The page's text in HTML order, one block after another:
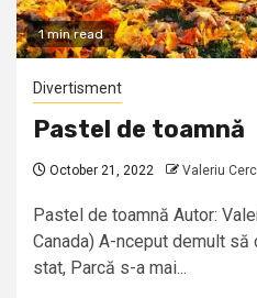
1 min read
Divertisment
Pastel de toamnă
October 21, 2022 Valeriu
Pastel de toamnă Autor:
Canada) A-nceput demult să
stat, Parcă s-a mai...